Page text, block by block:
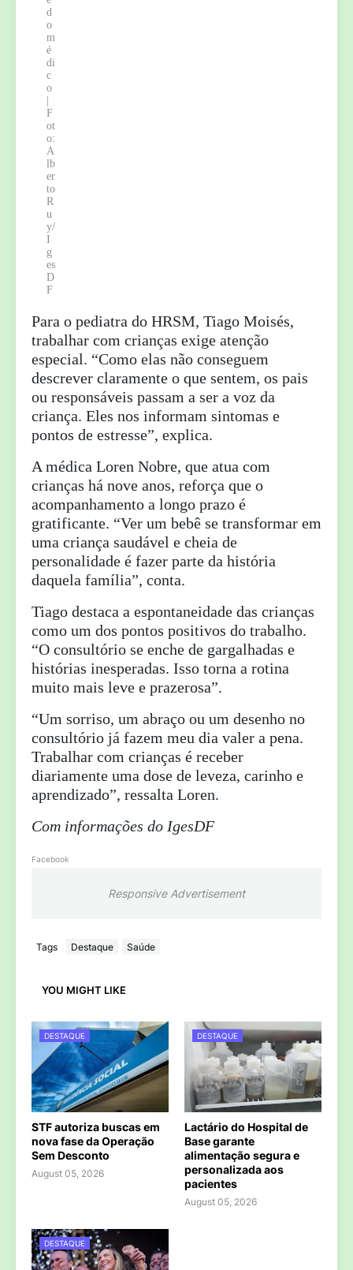
d
o
m
é
di
c
o
F
ot
o:
A
lb
er
to
R
u
y/
I
g
es
D
F
Para o pediatra do HRSM, Tiago Moisés,
trabalhar com crianças exige atenção
especial. “Como elas não conseguem
descrever claramente o que sentem, os pais
ou responsáveis passam a ser a voz da
criança. Eles nos informam sintomas e
pontos de estresse”, explica.
A médica Loren Nobre, que atua com
crianças há nove anos, reforça que o
acompanhamento a longo prazo é
gratificante. “Ver um bebê se transformar em
uma criança saudável e cheia de
personalidade é fazer parte da história
daquela família”, conta.
Tiago destaca a espontaneidade das crianças
como um dos pontos positivos do trabalho.
“O consultório se enche de gargalhadas e
histórias inesperadas. Isso torna a rotina
muito mais leve e prazerosa”.
“Um sorriso, um abraço ou um desenho no
consultório já fazem meu dia valer a pena.
Trabalhar com crianças é receber
diariamente uma dose de leveza, carinho e
aprendizado”, ressalta Loren.
Com informações do IgesDF
Facebook
Responsive Advertisement
Tags Destaque Saúde
YOU MIGHT LIKE
DESTAQUE
STF autoriza buscas em
nova fase da Operação
Sem Desconto
August 05, 2026
DESTAQUE
Lactário do Hospital de
Base garante
alimentação segura e
personalizada aos
pacientes
August 05, 2026
DESTAQUE